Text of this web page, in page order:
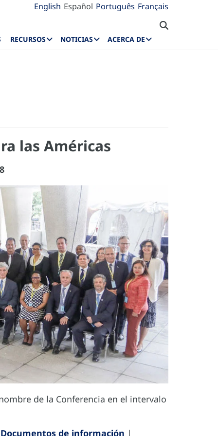
English Español Português Français
RECURSOS NOTICIAS ACERCA DE
las Américas
de la Conferencia en el intervalo
Documentos de información |